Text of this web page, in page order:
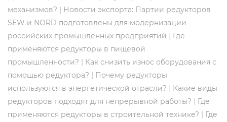
механизмов? | Новости экспорта: Партии редукторов
SEW и NORD подготовлены для модернизации
российских промышленных предприятий | Где
применяются редукторы в пищевой
промышленности? | Как снизить износ оборудования с
помощью редуктора? | Почему редукторы
используются в энергетической отрасли? | Какие виды
редукторов подходят для непрерывной работы? | Где
применяются редукторы в строительной технике? | Где